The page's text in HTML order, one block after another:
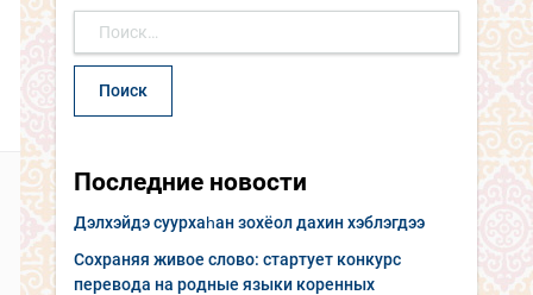
Последние новости
Дэлхэйдэ суурхаһан зохёол дахин хэблэгдээ
Сохраняя живое слово: стартует конкурс
перевода на родные языки коренных